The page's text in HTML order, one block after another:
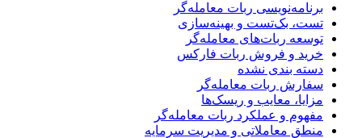
برنامه‌نویسی ربات معامله‌گر
تست، بک‌تست و بهینه‌سازی
توسعه ربات‌های معامله‌گر
خرید و فروش ربات فارکس
دسته بندی نشده
سفارش ربات معامله‌گر
مزایا، معایب و ریسک‌ها
مفهوم و عملکرد ربات معامله‌گر
منطق معاملاتی و مدیریت سرمایه